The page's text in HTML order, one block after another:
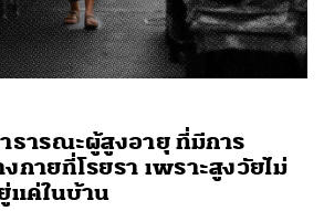
ธารณะผู้สูงอายุ ที่มีการ
กายที่โรยรา เพราะสูงวัยไม่
แค่ในบ้าน